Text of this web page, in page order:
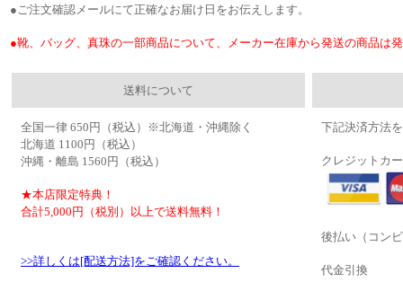
●ご注文確認メールにて正確なお届け日をお伝えします。
●靴、バッグ、真珠の一部商品について、メーカー在庫から発送の商品は
送料について
全国一律 650円（税込）※北海道・沖縄除く
北海道 1100円（税込）
沖縄・離島 1560円（税込）
★本店限定特典！
合計5,000円（税別）以上で送料無料！
>>詳しくは[配送方法]をご確認ください。
下記決済方法
クレジットカ
後払い（コン
代金引換